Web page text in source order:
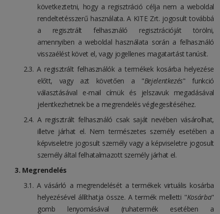
következtetni, hogy a regisztráció célja nem a weboldal
rendeltetésszerű használata. A KITE Zrt. jogosult továbbá
a regisztrált felhasználó regisztrációját törölni,
amennyiben a weboldal használata során a felhasználó
visszaélést követ el, vagy jogellenes magatartást tanúsít.
A regisztrált felhasználók a termékek kosárba helyezése
előtt, vagy azt követően a "Bejelentkezés" funkció
választásával e-mail címük és jelszavuk megadásával
jelentkezhetnek be a megrendelés véglegesítéséhez.
A regisztrált felhasználó csak saját nevében vásárolhat,
illetve járhat el. Nem természetes személy esetében a
képviseletre jogosult személy vagy a képviseletre jogosult
személy által felhatalmazott személy járhat el.
Megrendelés
A vásárló a megrendelését a termékek virtuális kosárba
helyezésével állíthatja össze. A termék melletti "Kosárba"
gomb lenyomásával (ruhatermék esetében a